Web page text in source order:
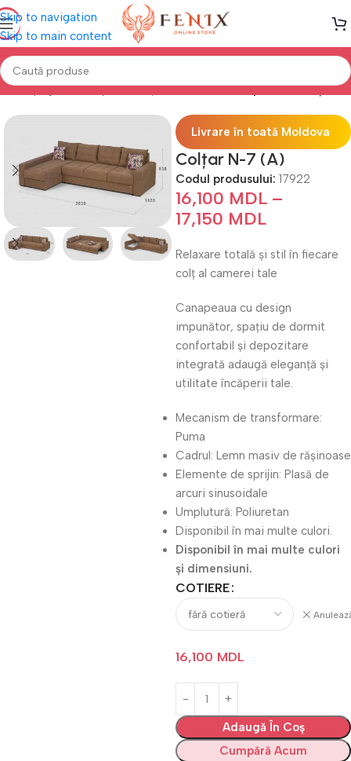
Skip to navigation
Skip to main content
Prima pagină Canapele, Colțare & Fotolii Canapele de Colț
Livrare în toată Moldova
Colțar N-7 (A)
Codul produsului: 17922
16,100 MDL –
17,150 MDL
Relaxare totală și stil în fiecare
colț al camerei tale
Canapeaua cu design
impunător, spațiu de dormit
confortabil și depozitare
integrată adaugă eleganță și
utilitate încăperii tale.
Mecanism de transformare:
Puma
Cadrul: Lemn masiv de rășinoase
Elemente de sprijin: Plasă de
arcuri sinusoidale
Umplutură: Poliuretan
Disponibil în mai multe culori.
Disponibil în mai multe culori
și dimensiuni.
COTIERE
16,100 MDL
Adaugă În Coș
Cumpără Acum